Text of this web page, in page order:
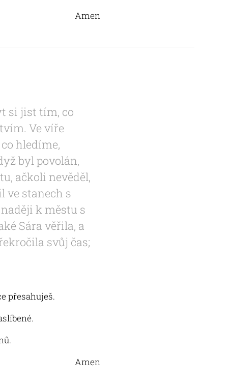
Amen
si jist tím, co
Ve víře
hledíme,
byl povolán,
ačkoli nevěděl,
ve stanech s
k městu s
Sára věřila, a
svůj čas;
přesahuješ.
Amen